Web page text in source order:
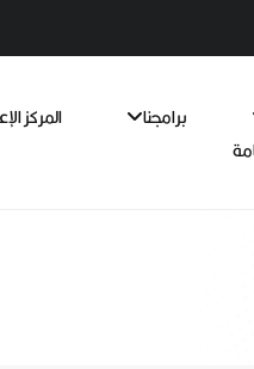
برامجنا المركز